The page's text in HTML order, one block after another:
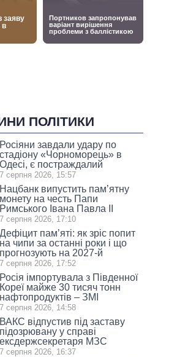
ПОЛІТИКИ
Росіяни завдали удару по
стадіону «Чорноморець» в
Одесі, є постраждалий
7 серпня 2026, 15:57
Нацбанк випустить пам’ятну
монету на честь Папи
Римського Івана Павла II
7 серпня 2026, 17:10
Дефіцит пам’яті: як зріс попит
на чипи за останні роки і що
прогнозують на 2027-й
7 серпня 2026, 17:52
Росія імпортувала з Південної
Кореї майже 30 тисяч тонн
нафтопродуктів – ЗМІ
7 серпня 2026, 14:58
ВАКС відпустив під заставу
підозрювану у справі
ексдержсекретаря МЗС
7 серпня 2026, 16:37